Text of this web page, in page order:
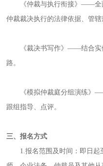
《仲裁与执行衔接》——全
仲裁裁决执行的法律依据、管辖
《裁决书写作》——结合实
路。
《模拟仲裁庭分组演练》
跟组指导、点评。
三、报名方式
1.报名范围及时间：即日起